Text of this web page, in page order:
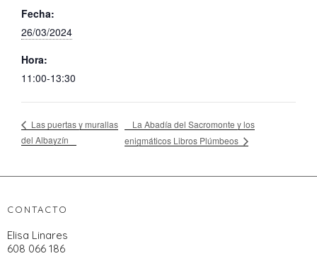
Fecha:
26/03/2024
Hora:
11:00-13:30
Las puertas y murallas
del Albayzín
La Abadía del Sacromonte y los
enigmáticos Libros Plúmbeos
CONTACTO
Elisa Linares
608 066 186